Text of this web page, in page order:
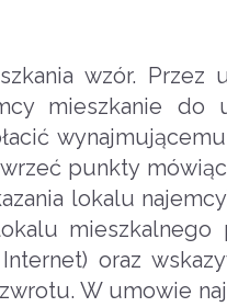
wzór. Przez
mieszkanie do
punkty
lokalu
mieszkalnego
oraz
W umowie